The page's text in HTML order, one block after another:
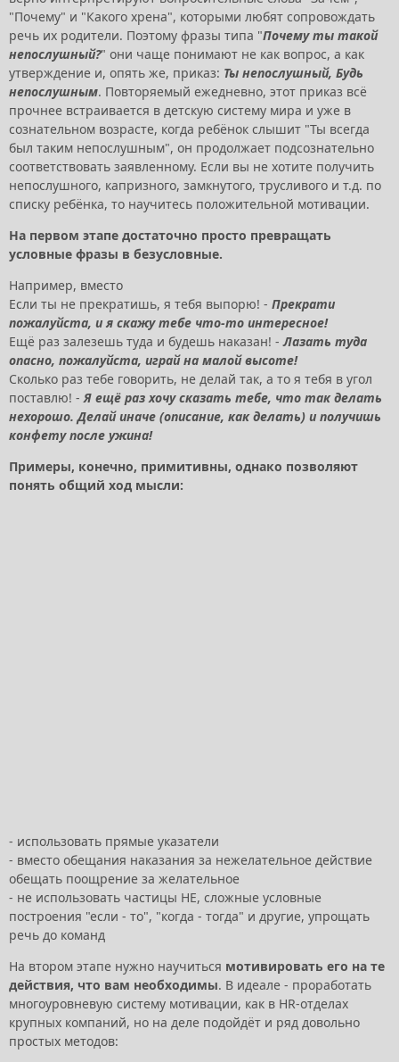
"Почему" и "Какого хрена", которыми любят сопровождать
речь их родители. Поэтому фразы типа "Почему ты такой
непослушный?" они чаще понимают не как вопрос, а как
утверждение и, опять же, приказ: Ты непослушный, Будь
непослушным. Повторяемый ежедневно, этот приказ всё
прочнее встраивается в детскую систему мира и уже в
сознательном возрасте, когда ребёнок слышит "Ты всегда
был таким непослушным", он продолжает подсознательно
соответствовать заявленному. Если вы не хотите получить
непослушного, капризного, замкнутого, трусливого и т.д. по
списку ребёнка, то научитесь положительной мотивации.
На первом этапе достаточно просто превращать
условные фразы в безусловные.
Например, вместо
Если ты не прекратишь, я тебя выпорю! - Прекрати
пожалуйста, и я скажу тебе что-то интересное!
Ещё раз залезешь туда и будешь наказан! -Лазать туда
опасно, пожалуйста, играй на малой высоте!
Сколько раз тебе говорить, не делай так, а то я тебя в угол
поставлю! -Я ещё раз хочу сказать тебе, что так делать
нехорошо. Делай иначе (описание, как делать) и получишь
конфету после ужина!
Примеры, конечно, примитивны, однако позволяют
понять общий ход мысли:
- использовать прямые указатели
- вместо обещания наказания за нежелательное действие
обещать поощрение за желательное
- не использовать частицы НЕ, сложные условные
построения "если - то", "когда - тогда" и другие, упрощать
речь до команд
На втором этапе нужно научиться мотивировать его на те
действия, что вам необходимы. В идеале - проработать
многоуровневую систему мотивации, как в HR-отделах
крупных компаний, но на деле подойдёт и ряд довольно
простых методов: